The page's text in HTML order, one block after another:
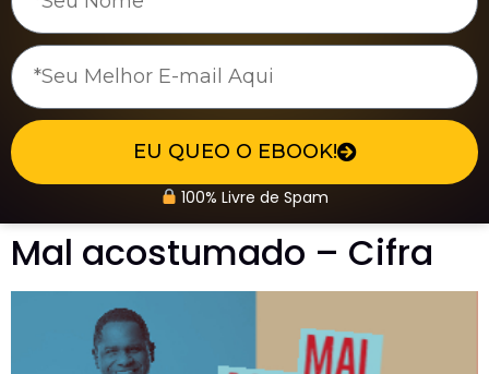
EU QUEO O EBOOK!
100% Livre de Spam
Mal acostumado – Cifra